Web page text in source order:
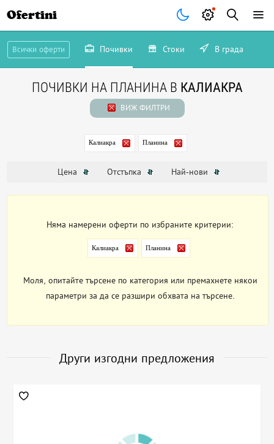
Ofertini
Всички оферти Почивки Стоки В града
ПОЧИВКИ НА ПЛАНИНА В КАЛИАКРА
ВИЖ ФИЛТРИ
Калиакра Планина
Цена Отстъпка Най-нови
Няма намерени оферти по избраните критерии:
Калиакра Планина
Моля, опитайте търсене по категория или премахнете някои
параметри за да се разшири обхвата на търсене.
Други изгодни предложения